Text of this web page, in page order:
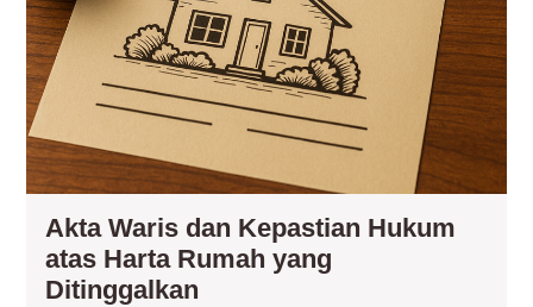
Akta Waris dan Kepastian Hukum
atas Harta Rumah yang
Ditinggalkan